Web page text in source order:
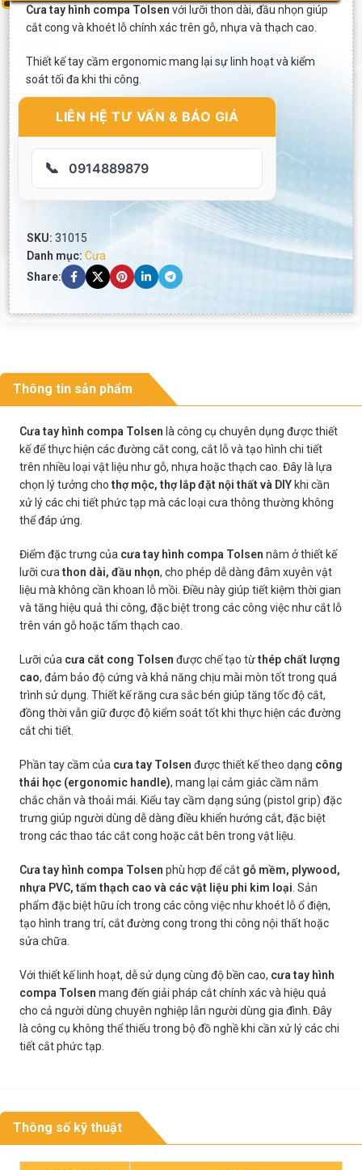
Cưa tay hình compa Tolsen với lưỡi thon dài, đầu nhọn giúp
cắt cong và khoét lỗ chính xác trên gỗ, nhựa và thạch cao.
Thiết kế tay cầm ergonomic mang lại sự linh hoạt và kiểm
soát tối đa khi thi công.
LIÊN HỆ TƯ VẤN & BÁO GIÁ
📞 0914889879
SKU: 31015
Danh mục: Cưa
Share:
Thông tin sản phẩm
Cưa tay hình compa Tolsen là công cụ chuyên dụng được thiết
kế để thực hiện các đường cắt cong, cắt lỗ và tạo hình chi tiết
trên nhiều loại vật liệu như gỗ, nhựa hoặc thạch cao. Đây là lựa
chọn lý tưởng chothợ mộc, thợ lắp đặt nội thất và DIY khi cần
xử lý các chi tiết phức tạp mà các loại cưa thông thường không
thể đáp ứng.
Điểm đặc trưng của cưa tay hình compa Tolsen nằm ở thiết kế
lưỡi cưathon dài, đầu nhọn, cho phép dễ dàng đâm xuyên vật
liệu mà không cần khoan lỗ mồi. Điều này giúp tiết kiệm thời gian
và tăng hiệu quả thi công, đặc biệt trong các công việc như cắt lỗ
trên ván gỗ hoặc tấm thạch cao.
Lưỡi của cưa cắt cong Tolsen được chế tạo từthép chất lượng
cao, đảm bảo độ cứng và khả năng chịu mài mòn tốt trong quá
trình sử dụng. Thiết kế răng cưa sắc bén giúp tăng tốc độ cắt,
đồng thời vẫn giữ được độ kiểm soát tốt khi thực hiện các đường
cắt chi tiết.
Phần tay cầm của cưa tay Tolsen được thiết kế theo dạng công
thái học (ergonomic handle), mang lại cảm giác cầm nắm
chắc chắn và thoải mái. Kiểu tay cầm dạng súng (pistol grip) đặc
trưng giúp người dùng dễ dàng điều khiển hướng cắt, đặc biệt
trong các thao tác cắt cong hoặc cắt bên trong vật liệu.
Cưa tay hình compa Tolsen phù hợp để cắt gỗ mềm, plywood,
nhựa PVC, tấm thạch cao và các vật liệu phi kim loại . Sản
phẩm đặc biệt hữu ích trong các công việc như khoét lỗ ổ điện,
tạo hình trang trí, cắt đường cong trong thi công nội thất hoặc
sửa chữa.
Với thiết kế linh hoạt, dễ sử dụng cùng độ bền cao, cưa tay hình
compa Tolsen mang đến giải pháp cắt chính xác và hiệu quả
cho cả người dùng chuyên nghiệp lẫn người dùng gia đình. Đây
là công cụ không thể thiếu trong bộ đồ nghề khi cần xử lý các chi
tiết cắt phức tạp.
Thông số kỹ thuật